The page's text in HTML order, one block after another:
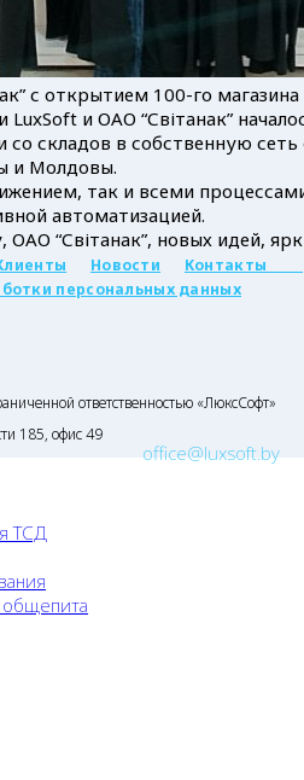
с открытием 100-го
и ОАО “Світанак”
со складов в собственную
и Молдовы.
так и всеми
автоматизацией.
“Світанак”, новых идей,
Новости
Контакты
персональных данных
ответственностью «ЛюксСофт»
185, офис 49
office@luxsoft.by
ТСД